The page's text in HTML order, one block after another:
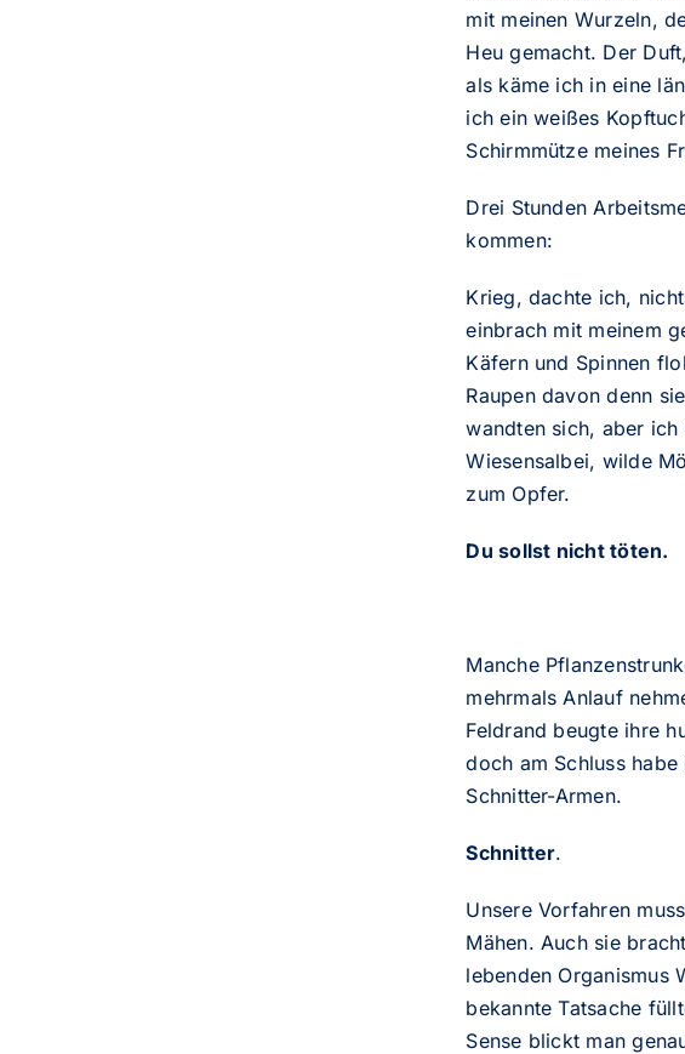
mit meinen Wurzeln,
Heu gemacht. Der
als käme ich in eine
ich ein weißes
Schirmmütze meines
Drei Stunden
kommen:
Krieg, dachte ich,
einbrach mit meinem
Käfern und Spinnen
Raupen davon denn
wandten sich, aber
Wiesensalbei, wilde
zum Opfer.
Du sollst nicht töten.
Manche
mehrmals Anlauf
Feldrand beugte ihre
doch am Schluss
Schnitter-Armen.
Schnitter.
Unsere Vorfahren
Mähen. Auch sie
lebenden Organismus
bekannte Tatsache
Sense blickt man